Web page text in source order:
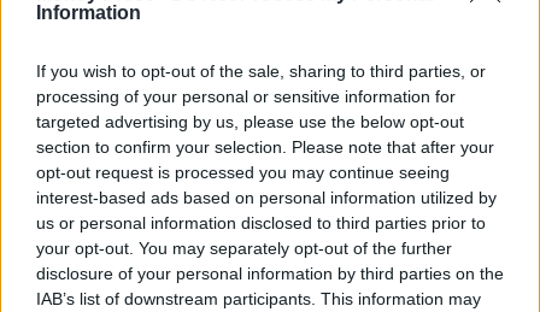
Information
If you wish to opt-out of the sale, sharing to third parties, or
processing of your personal or sensitive information for
targeted advertising by us, please use the below opt-out
section to confirm your selection. Please note that after your
opt-out request is processed you may continue seeing
interest-based ads based on personal information utilized by
us or personal information disclosed to third parties prior to
your opt-out. You may separately opt-out of the further
disclosure of your personal information by third parties on the
IAB’s list of downstream participants. This information may